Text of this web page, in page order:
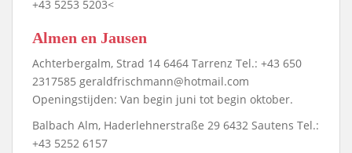
+43 5253 5203<
Almen en Jausen
Achterbergalm, Strad 14 6464 Tarrenz Tel.: +43 650
2317585 geraldfrischmann@hotmail.com
Openingstijden: Van begin juni tot begin oktober.
Balbach Alm, Haderlehnerstraße 29 6432 Sautens Tel.:
+43 5252 6157